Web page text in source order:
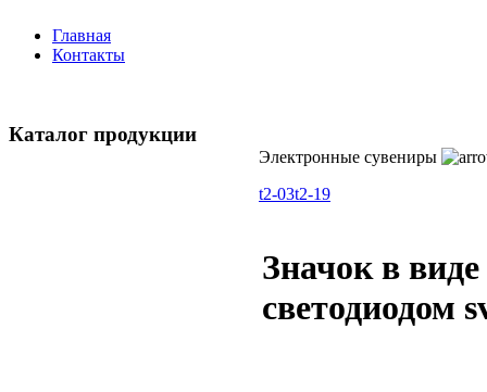
Главная
Контакты
Каталог продукции
Электронные сувениры
t2-03t2-19
Значок в
светодиодом